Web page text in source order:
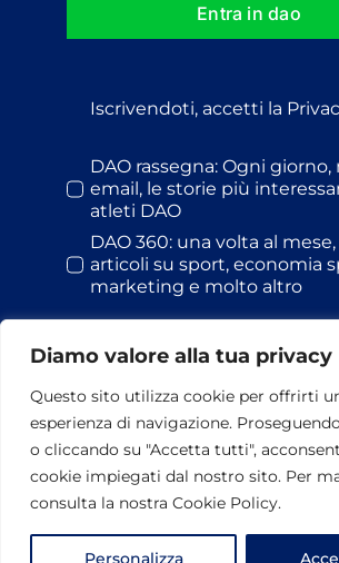
Diamo valore alla tua privacy
Questo sito utilizza cookie per offrirti
esperienza di navigazione.
o cliccando su "Accetta tutti",
cookie impiegati dal nostro sito. Per
consulta la nostra Cookie Policy.
Personalizza
Entra in dao
Iscrivendoti, accetti la
DAO rassegna: Ogni giorno,
email, le storie più
atleti DAO
DAO 360: una volta al
articoli su sport, economia
marketing e molto altro
© Dao S.r.l. | 2026 | Tutti i diritti riservati |
via Maresciallo Pilsudski, 118 - 00197
37511764-282 | Powered by
Privacy & Cookie Policy Termini